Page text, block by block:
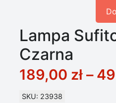
Lampa
Czarna
189,00 zł –
SKU: 23938